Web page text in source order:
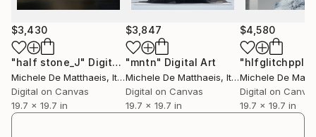
Forme che galleggiano nello spazio evocano
sensazioni fuori dal tempo, ma chiare e ben definite in
un dato luogo.
Forme di un altro tipo, di un altro mondo, che mirano
ad ampliare la percezione tipica e quotidiana, ad
aprire nuovi confini; i confini della libera
interpretazione di quelle forme.
$3,430
"half stone_J" Digital Art
Michele De Matthaeis, Italy
Digital on Canvas
19.7 x 19.7 in
$3,847
"mntn" Digital Art
Michele De Matthaeis, Italy
Digital on Canvas
19.7 x 19.7 in
$4,580
"hlfglitchppl"
Michele De
Digital on
19.7 x 19.7 in